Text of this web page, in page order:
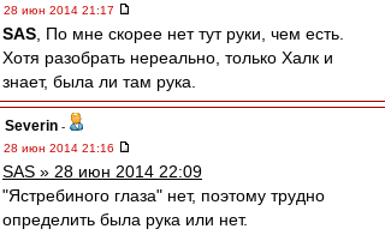
28 июн 2014 21:17
SAS , По мне скорее нет тут руки, чем есть.
Хотя разобрать нереально, только Халк и
знает, была ли там рука.
Severin -
28 июн 2014 21:16
SAS » 28 июн 2014 22:09
"Ястребиного глаза" нет, поэтому трудно
определить была рука или нет.